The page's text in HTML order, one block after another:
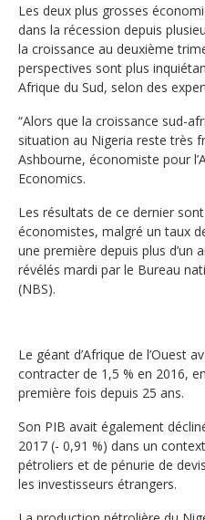
Les deux plus grosses
dans la récession depuis
la croissance au deuxième
perspectives sont plus
Afrique du Sud, selon des
“Alors que la croissance sud-
situation au Nigeria reste très
Ashbourne, économiste pour
Economics.
Les résultats de ce dernier
économistes, malgré un taux
une première depuis plus d’un
révélés mardi par le Bureau
(NBS).
Le géant d’Afrique de l’Ouest
contracter de 1,5 % en 2016,
première fois depuis 25 ans.
Son PIB avait également
2017 (- 0,91 %) dans un
pétroliers et de pénurie de
les investisseurs étrangers.